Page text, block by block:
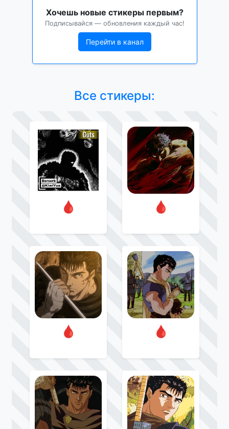
Хочешь новые стикеры первым?
Подписывайся — обновления каждый час!
Перейти в канал
Все стикеры:
🩸 🩸
🩸 🩸